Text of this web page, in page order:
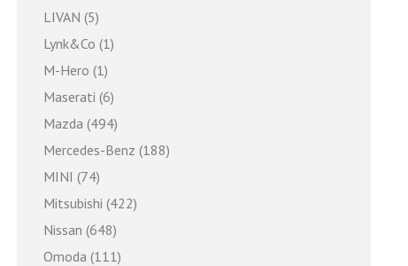
LIVAN (5)
Lynk&Co (1)
M-Hero (1)
Maserati (6)
Mazda (494)
Mercedes-Benz (188)
MINI (74)
Mitsubishi (422)
Nissan (648)
Omoda (111)